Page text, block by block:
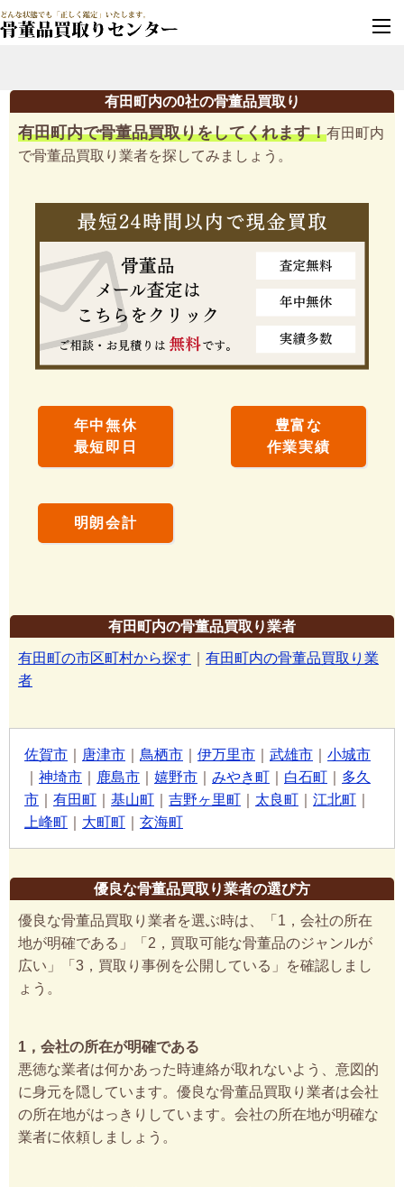
有田町内の0社の骨董品買取り
有田町内で骨董品買取りをしてくれます！有田町内
で骨董品買取り業者を探してみましょう。
年中無休
最短即日
豊富な
作業実績
明朗会計
有田町内の骨董品買取り業者
有田町の市区町村から探す
有田町内の骨董品買取り業
者
佐賀市 唐津市 鳥栖市 伊万里市 武雄市
小城市
神埼市 鹿島市 嬉野市 みやき町 白石町
多久
市
有田町 基山町 吉野ヶ里町 太良町 江北町
上峰町
大町町 玄海町
優良な骨董品買取り業者の選び方
優良な骨董品買取り業者を選ぶ時は、「1，会社の所在
地が明確である」「2，買取可能な骨董品のジャンルが
広い」「3，買取り事例を公開している」を確認しまし
ょう。
1，会社の所在が明確である
悪徳な業者は何かあった時連絡が取れないよう、意図的
に身元を隠しています。優良な骨董品買取り業者は会社
の所在地がはっきりしています。会社の所在地が明確な
業者に依頼しましょう。